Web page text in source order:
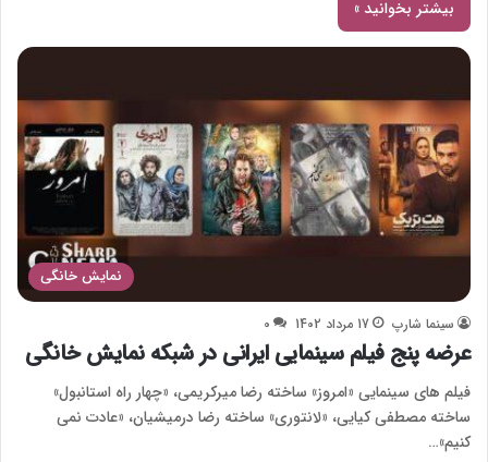
بیشتر بخوانید »
نمایش خانگی
سینما شارپ 17 مرداد 1402 0
عرضه پنج فیلم سینمایی ایرانی در شبکه نمایش خانگی
فیلم های سینمایی «امروز» ساخته رضا میرکریمی، «چهار راه استانبول»
ساخته مصطفی کیایی، «لانتوری» ساخته رضا درمیشیان، «عادت‌ نمی
کنیم»…